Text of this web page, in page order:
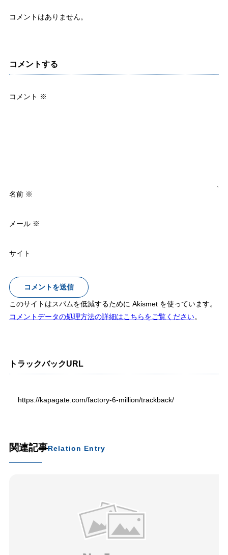
コメントはありません。
コメントする
コメント ※
名前 ※
メール ※
サイト
このサイトはスパムを低減するために Akismet を使っています。
コメントデータの処理方法の詳細はこちらをご覧ください。
トラックバックURL
https://kapagate.com/factory-6-million/trackback/
関連記事Relation Entry